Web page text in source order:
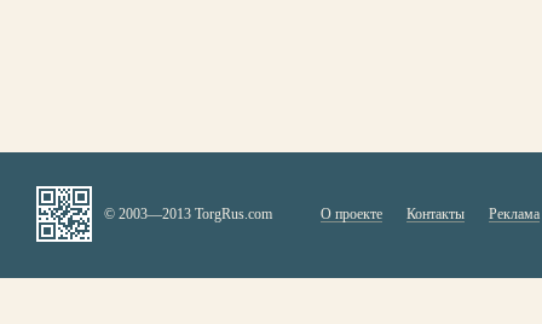
© 2003—2013 TorgRus.com О проекте Контакты Реклама